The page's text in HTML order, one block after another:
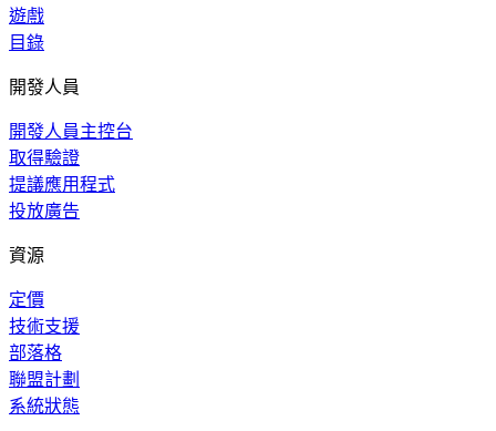
遊戲
目錄
開發人員
開發人員主控台
取得驗證
提議應用程式
投放廣告
資源
定價
技術支援
部落格
聯盟計劃
系統狀態